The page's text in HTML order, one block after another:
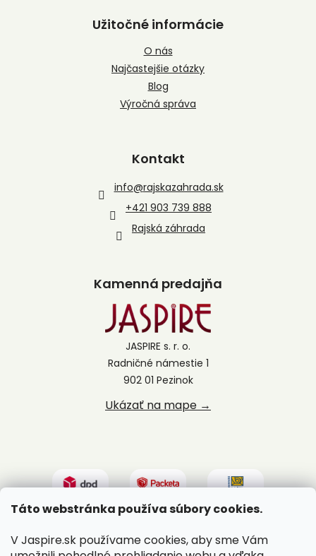
Táto webstránka používa súbory cookies.
V Jaspire.sk používame cookies, aby sme Vám
Užitočné informácie
O nás
Najčastejšie otázky
Blog
Výročná správa
Kontakt
info@rajskazahrada.sk
+421 903 739 888
Rajská záhrada
Kamenná predajňa
JASPIRE s. r. o.
Radničné námestie 1
902 01 Pezinok
Ukázať na mape →